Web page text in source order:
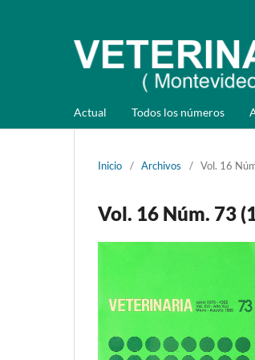
Actual Todos los números
Inicio / Archivos / Vol. 16
Vol. 16 Núm. 73